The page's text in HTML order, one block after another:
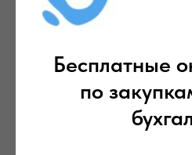
Бесплатные
по